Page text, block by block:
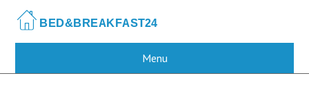
main
Menu